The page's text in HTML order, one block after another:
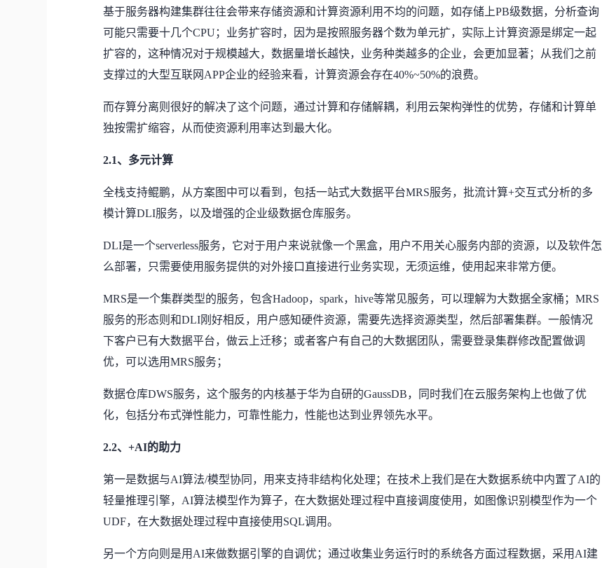
基于服务器构建集群往往会带来存储资源和计算资源利用不均的问题，如存储上PB级数据，分析查询
可能只需要十几个CPU；业务扩容时，因为是按照服务器个数为单元扩，实际上计算资源是绑定一起
扩容的，这种情况对于规模越大，数据量增长越快，业务种类越多的企业，会更加显著；从我们之前
支撑过的大型互联网APP企业的经验来看，计算资源会存在40%~50%的浪费。
而存算分离则很好的解决了这个问题，通过计算和存储解耦，利用云架构弹性的优势，存储和计算单
独按需扩缩容，从而使资源利用率达到最大化。
2.1、多元计算
全栈支持鲲鹏，从方案图中可以看到，包括一站式大数据平台MRS服务，批流计算+交互式分析的多
模计算DLI服务，以及增强的企业级数据仓库服务。
DLI是一个serverless服务，它对于用户来说就像一个黑盒，用户不用关心服务内部的资源，以及软件怎
么部署，只需要使用服务提供的对外接口直接进行业务实现，无须运维，使用起来非常方便。
MRS是一个集群类型的服务，包含Hadoop，spark，hive等常见服务，可以理解为大数据全家桶；MRS
服务的形态则和DLI刚好相反，用户感知硬件资源，需要先选择资源类型，然后部署集群。一般情况
下客户已有大数据平台，做云上迁移；或者客户有自己的大数据团队，需要登录集群修改配置做调
优，可以选用MRS服务；
数据仓库DWS服务，这个服务的内核基于华为自研的GaussDB，同时我们在云服务架构上也做了优
化，包括分布式弹性能力，可靠性能力，性能也达到业界领先水平。
2.2、+AI的助力
第一是数据与AI算法/模型协同，用来支持非结构化处理；在技术上我们是在大数据系统中内置了AI的
轻量推理引擎，AI算法模型作为算子，在大数据处理过程中直接调度使用，如图像识别模型作为一个
UDF，在大数据处理过程中直接使用SQL调用。
另一个方向则是用AI来做数据引擎的自调优；通过收集业务运行时的系统各方面过程数据，采用AI建